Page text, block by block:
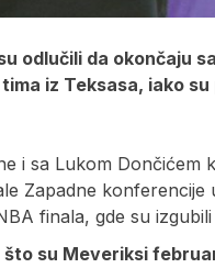
odlučili da okončaju
iz Teksasa, iako
i sa Lukom
Zapadne konferencije
finala, gde su
su Meveriksi